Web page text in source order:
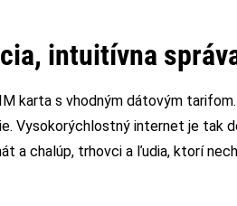
intuitívna
karta s vhodným dátovým
Vysokorýchlostný internet je tak
a chalúp, trhovci a ľudia, ktorí